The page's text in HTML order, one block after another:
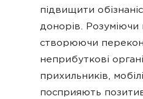
підвищити
донорів. Розуміючи
створюючи
неприбуткові
прихильників,
посприяють